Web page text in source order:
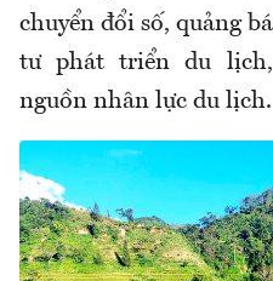
chuyển đổi số, quảng
tư phát triển du
nguồn nhân lực du lịch.